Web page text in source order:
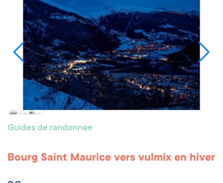
Guides de randonnée
Bourg Saint Maurice vers vulmix en hiver